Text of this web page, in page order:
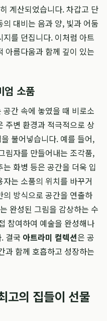
계산되었습니다. 차갑고 단
대비는 음과 양, 빛과 어둠
를 던집니다. 이처럼 아트
아름다움과 함께 깊이 있는
엄 소품
간 속에 놓였을 때 비로소
주변 환경과 적극적으로 상
불어넣습니다. 예를 들어,
림자를 만들어내는 조각품,
화병 등은 공간을 더욱 입
는 소품의 위치를 바꾸거
방식으로 공간을 연출하
완성된 그림을 감상하는 수
참여하여 예술을 완성해나
결국 아트라미 컬렉션은 공
과 함께 호흡하고 성장하는
고의 집들이 선물